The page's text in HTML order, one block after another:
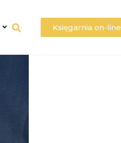
Księgarnia on-line